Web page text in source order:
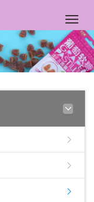
Toggle